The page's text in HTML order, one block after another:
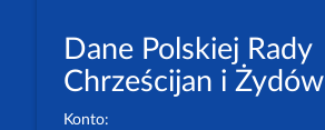
Dane Polskiej Rady
Chrześcijan i Żydów
Konto: